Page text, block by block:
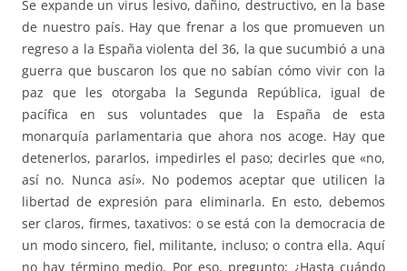
Se expande un virus lesivo, dañino, destructivo, en la base
de nuestro país. Hay que frenar a los que promueven un
regreso a la España violenta del 36, la que sucumbió a una
guerra que buscaron los que no sabían cómo vivir con la
paz que les otorgaba la Segunda República, igual de
pacífica en sus voluntades que la España de esta
monarquía parlamentaria que ahora nos acoge. Hay que
detenerlos, pararlos, impedirles el paso; decirles que «no,
así no. Nunca así». No podemos aceptar que utilicen la
libertad de expresión para eliminarla. En esto, debemos
ser claros, firmes, taxativos: o se está con la democracia de
un modo sincero, fiel, militante, incluso; o contra ella. Aquí
no hay término medio. Por eso, pregunto: ¿Hasta cuándo